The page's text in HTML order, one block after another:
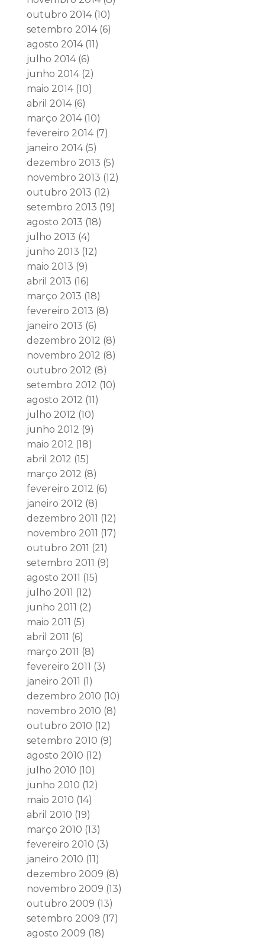
outubro 2014(10)
setembro 2014(6)
agosto 2014(11)
julho 2014(6)
junho 2014(2)
maio 2014(10)
abril 2014(6)
março 2014(10)
fevereiro 2014(7)
janeiro 2014(5)
dezembro 2013 (5)
novembro 2013 (12)
outubro 2013 (12)
setembro 2013 (19)
agosto 2013 (18)
julho 2013 (4)
junho 2013 (12)
maio 2013 (9)
abril 2013 (16)
março 2013 (18)
fevereiro 2013 (8)
janeiro 2013 (6)
dezembro 2012 (8)
novembro 2012 (8)
outubro 2012 (8)
setembro 2012 (10)
agosto 2012 (11)
julho 2012 (10)
junho 2012 (9)
maio 2012 (18)
abril 2012 (15)
março 2012 (8)
fevereiro 2012 (6)
janeiro 2012 (8)
dezembro 2011 (12)
novembro 2011 (17)
outubro 2011 (21)
setembro 2011 (9)
agosto 2011 (15)
julho 2011 (12)
junho 2011 (2)
maio 2011 (5)
abril 2011 (6)
março 2011 (8)
fevereiro 2011 (3)
janeiro 2011 (1)
dezembro 2010 (10)
novembro 2010 (8)
outubro 2010 (12)
setembro 2010 (9)
agosto 2010 (12)
julho 2010 (10)
junho 2010 (12)
maio 2010 (14)
abril 2010 (19)
março 2010 (13)
fevereiro 2010 (3)
janeiro 2010 (11)
dezembro 2009 (8)
novembro 2009 (13)
outubro 2009 (13)
setembro 2009 (17)
agosto 2009 (18)